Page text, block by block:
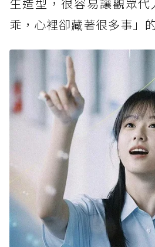
乖，心裡卻藏著很多事」